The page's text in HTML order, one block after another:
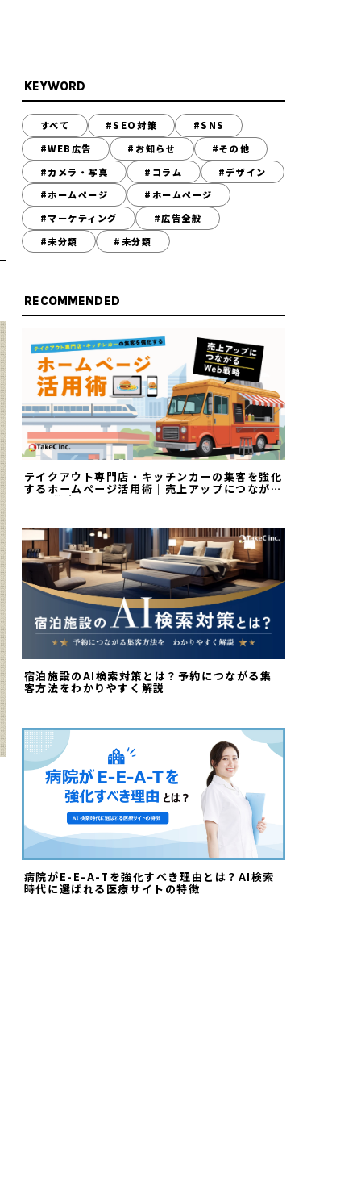
8603
KEYWORD
すべて #SEO対策
#SNS
#WEB広告
#お知らせ
#その他
#カメラ・写真
#コラム
#デザイン
#ホームページ
#ホームページ
#マーケティング
#広告全般
#未分類
#未分類
RECOMMENDED
テイクアウト専門店・キッチンカーの集客を強化
するホームページ活用術｜売上アップにつながる
Web戦略
宿泊施設のAI検索対策とは？予約につながる集
客方法をわかりやすく解説
病院がE-E-A-Tを強化すべき理由とは？AI検索
時代に選ばれる医療サイトの特徴